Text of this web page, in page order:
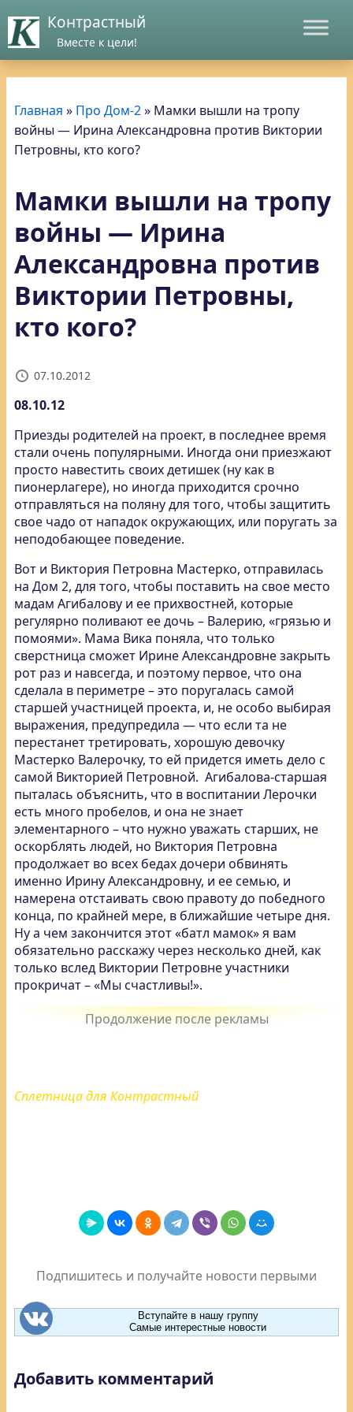
Контрастный
Вместе к цели!
Главная » Про Дом-2» Мамки вышли на тропу
войны — Ирина Александровна против Виктории
Петровны, кто кого?
Мамки вышли на тропу
войны — Ирина
Александровна против
Виктории Петровны,
кто кого?
07.10.2012
08.10.12
Приезды родителей на проект, в последнее время
стали очень популярными. Иногда они приезжают
просто навестить своих детишек (ну как в
пионерлагере), но иногда приходится срочно
отправляться на поляну для того, чтобы защитить
свое чадо от нападок окружающих, или поругать за
неподобающее поведение.
Вот и Виктория Петровна Мастерко, отправилась
на Дом 2, для того, чтобы поставить на свое место
мадам Агибалову и ее прихвостней, которые
регулярно поливают ее дочь – Валерию, «грязью и
помоями». Мама Вика поняла, что только
сверстница сможет Ирине Александровне закрыть
рот раз и навсегда, и поэтому первое, что она
сделала в периметре – это поругалась самой
старшей участницей проекта, и, не особо выбирая
выражения, предупредила — что если та не
перестанет третировать, хорошую девочку
Мастерко Валерочку, то ей придется иметь дело с
самой Викторией Петровной. Агибалова-старшая
пыталась объяснить, что в воспитании Лерочки
есть много пробелов, и она не знает
элементарного – что нужно уважать старших, не
оскорблять людей, но Виктория Петровна
продолжает во всех бедах дочери обвинять
именно Ирину Александровну, и ее семью, и
намерена отстаивать свою правоту до победного
конца, по крайней мере, в ближайшие четыре дня.
Ну а чем закончится этот «батл мамок» я вам
обязательно расскажу через несколько дней, как
только вслед Виктории Петровне участники
прокричат – «Мы счастливы!».
Сплетница для Контрастный
Подпишитесь и получайте новости первыми
Вступайте в нашу группу
Самые интерестные новости
Добавить комментарий